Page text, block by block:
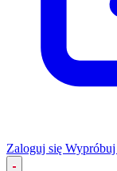
Zaloguj się Wypróbuj